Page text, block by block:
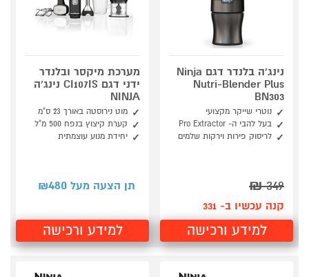
נינג'ה בלנדר דגם Ninja
Nutri-Blender Plus
BN303
נוטרי שייקר מקצועי
בעל להבי ה- Pro Extractor
לריסוק פירות וירקות שלמים
349
₪
קנה עכשיו ב- 331
למידע ורכישה
מערכת מיקסר ובלנדר
ידני דגם CI107IS נינג'ה
NINJA
מוט נירוסטה באורך 23 ס"מ
קערת קיצוץ בנפח 500 מ"ל
יחידת מנוע עוצמתית
תן הצעה מעל ₪ 480
למידע ורכישה